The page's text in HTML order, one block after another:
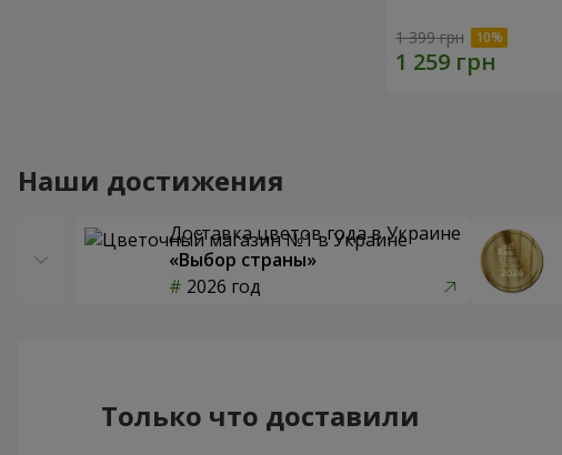
1 399 грн
Наши достижения
Доставка цветов года в Украине
«Выбор страны»
2026 год
Только что доставили